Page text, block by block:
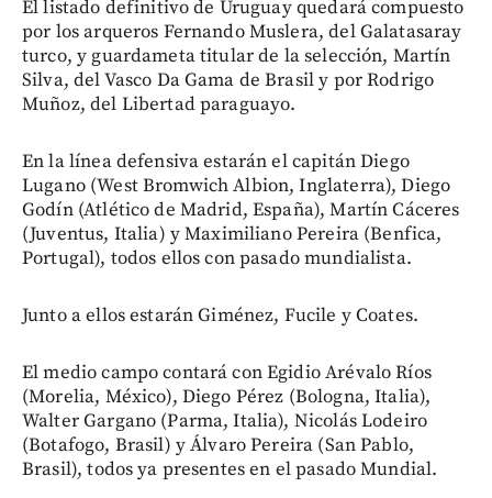
El listado definitivo de Uruguay quedará compuesto
por los arqueros Fernando Muslera, del Galatasaray
turco, y guardameta titular de la selección, Martín
Silva, del Vasco Da Gama de Brasil y por Rodrigo
Muñoz, del Libertad paraguayo.
En la línea defensiva estarán el capitán Diego
Lugano (West Bromwich Albion, Inglaterra), Diego
Godín (Atlético de Madrid, España), Martín Cáceres
(Juventus, Italia) y Maximiliano Pereira (Benfica,
Portugal), todos ellos con pasado mundialista.
Junto a ellos estarán Giménez, Fucile y Coates.
El medio campo contará con Egidio Arévalo Ríos
(Morelia, México), Diego Pérez (Bologna, Italia),
Walter Gargano (Parma, Italia), Nicolás Lodeiro
(Botafogo, Brasil) y Álvaro Pereira (San Pablo,
Brasil), todos ya presentes en el pasado Mundial.